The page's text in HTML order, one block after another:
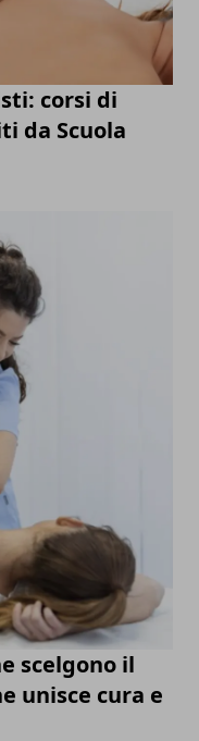
corsi di
da Scuola
scelgono il
unisce cura e